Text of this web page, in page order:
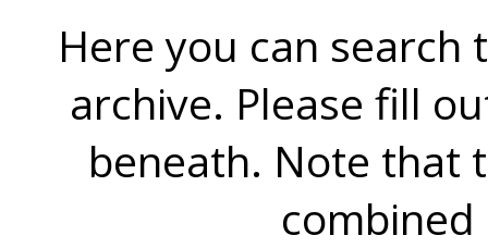
Here you can search
archive. Please fill
beneath. Note that
combined